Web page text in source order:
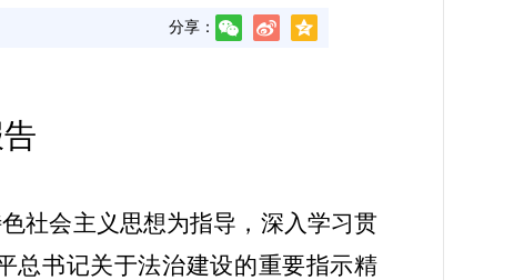
分享：
社会主义思想为指导，深入学习贯
总书记关于法治建设的重要指示精